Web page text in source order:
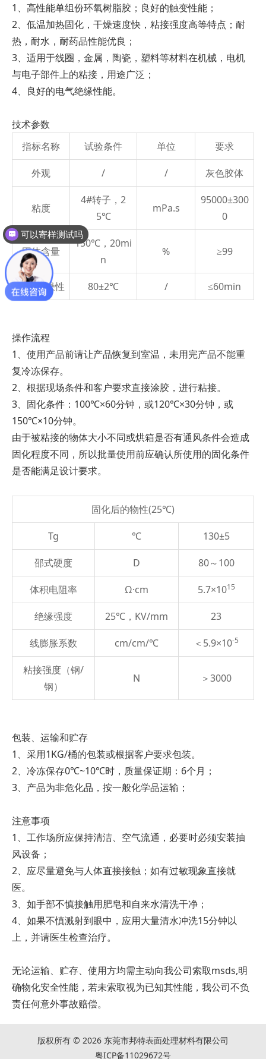
1、高性能单组份环氧树脂胶；良好的触变性能；
2、低温加热固化，干燥速度快，粘接强度高等特点；耐
热，耐水，耐药品性能优良；
3、适用于线圈，金属，陶瓷，塑料等材料在机械，电机
与电子部件上的粘接，用途广泛；
4、良好的电气绝缘性能。
技术参数
指标名称
试验条件 单位 要求
外观 / / 灰色胶体
粘度
4#转子，2
5℃
mPa.s
95000±300
0
固体含量
150℃，20mi
n
% ≥99
表面干燥性 80±2℃ / ≤60min
操作流程
1、使用产品前请让产品恢复到室温，未用完产品不能重
复冷冻保存。
2、根据现场条件和客户要求直接涂胶，进行粘接。
3、固化条件：100℃×60分钟，或120℃×30分钟，或
150℃×10分钟。
由于被粘接的物体大小不同或烘箱是否有通风条件会造成
固化程度不同，所以批量使用前应确认所使用的固化条件
是否能满足设计要求。
固化后的物性(25℃)
Tg ℃ 130±5
邵式硬度 D 80～100
体积电阻率 Ω·cm 5.7×1015
绝缘强度 25℃，KV/mm 23
线膨胀系数 cm/cm/℃ ＜5.9×10-5
粘接强度（钢/
钢）
N ＞3000
包装、运输和贮存
1、采用1KG/桶的包装或根据客户要求包装。
2、冷冻保存0℃~10℃时，质量保证期：6个月；
3、产品为非危化品，按一般化学品运输；
注意事项
1、工作场所应保持清洁、空气流通，必要时必须安装抽
风设备；
2、应尽量避免与人体直接接触；如有过敏现象直接就
医。
3、如手部不慎接触用肥皂和自来水清洗干净；
4、如果不慎溅射到眼中，应用大量清水冲洗15分钟以
上，并请医生检查治疗。
无论运输、贮存、使用方均需主动向我公司索取msds,明
确物化安全性能，若未索取视为已知其性能，我公司不负
责任何意外事故赔偿。
版权所有 © 2026 东莞市邦特表面处理材料有限公司
粤ICP备11029672号
可以寄样测试吗